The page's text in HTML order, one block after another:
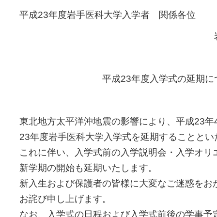
平成23年度岩手医科大学入学者 関係各位
平成23年度入学式の延期に
東北地方太平洋沖地震の影響により、平成23
23年度岩手医科大学入学式を延期することと
これに伴い、入学式前の入学説明会・入学オ
新学期の開始も延期いたします。
新入生および保護者の皆様に大変なご迷惑を
お詫び申し上げます。
なお、入学式の日程および入学式前後の学事